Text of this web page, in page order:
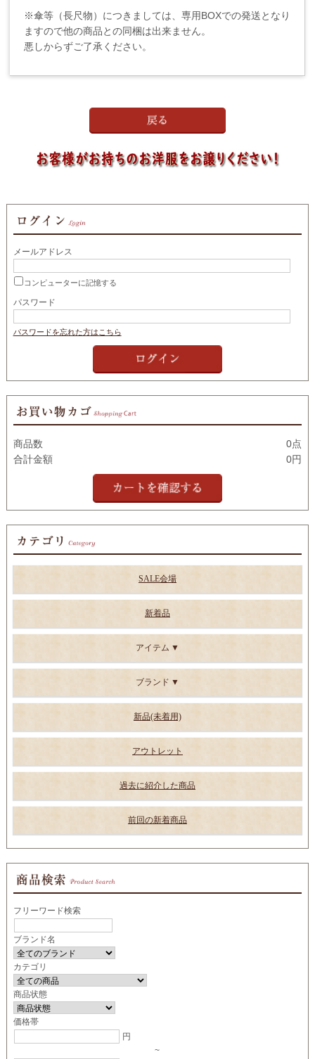
※傘等（長尺物）につきましては、専用BOXでの発送となり
ますので他の商品との同梱は出来ません。
悪しからずご了承ください。
メールアドレス
コンピューターに記憶する
パスワード
パスワードを忘れた方はこちら
商品数
0点
合計金額
0円
SALE会場
新着品
アイテム
ブランド
新品(未着用)
アウトレット
過去に紹介した商品
前回の新着商品
フリーワード検索
ブランド名
カテゴリ
商品状態
価格帯
円
~